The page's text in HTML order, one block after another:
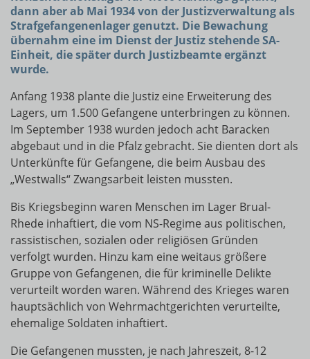
dann aber ab Mai 1934 von der Justizverwaltung als
Strafgefangenenlager genutzt. Die Bewachung
übernahm eine im Dienst der Justiz stehende SA-
Einheit, die später durch Justizbeamte ergänzt
wurde.
Anfang 1938 plante die Justiz eine Erweiterung des
Lagers, um 1.500 Gefangene unterbringen zu können.
Im September 1938 wurden jedoch acht Baracken
abgebaut und in die Pfalz gebracht. Sie dienten dort als
Unterkünfte für Gefangene, die beim Ausbau des
„WestwalIs“ Zwangsarbeit leisten mussten.
Bis Kriegsbeginn waren Menschen im Lager Brual-
Rhede inhaftiert, die vom NS-Regime aus politischen,
rassistischen, sozialen oder religiösen Gründen
verfolgt wurden. Hinzu kam eine weitaus größere
Gruppe von Gefangenen, die für kriminelle Delikte
verurteilt worden waren. Während des Krieges waren
hauptsächlich von Wehrmachtgerichten verurteilte,
ehemalige Soldaten inhaftiert.
Die Gefangenen mussten, je nach Jahreszeit, 8-12